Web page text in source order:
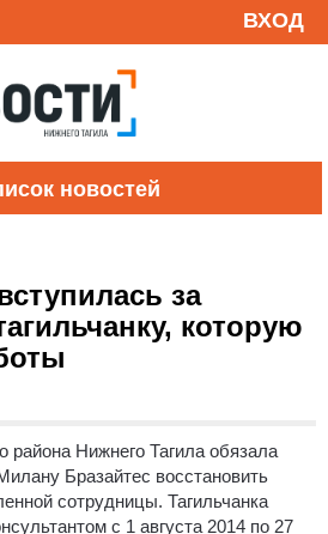
ВХОД
новостей
за
которую
района Нижнего Тагила обязала
Бразайтес восстановить
сотрудницы. Тагильчанка
с 1 августа 2014 по 27